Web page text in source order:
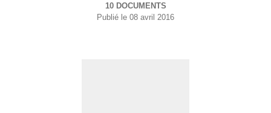
10 DOCUMENTS
Publié le 08 avril 2016